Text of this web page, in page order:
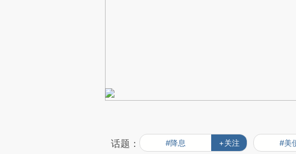
话题： #降息 +关注 #美